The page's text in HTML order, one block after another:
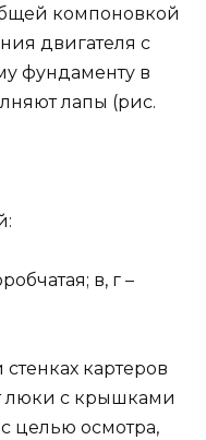
компоновкой
двигателя с
фундаменту в
лапы (рис.
в, г –
картеров
люки с крышками
целью осмотра,